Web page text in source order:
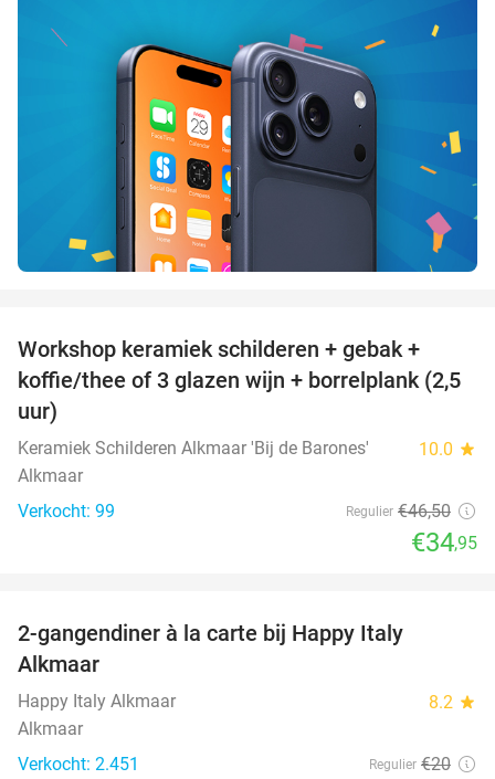
Workshop keramiek schilderen + gebak +
koffie/thee of 3 glazen wijn + borrelplank (2,5
uur)
Keramiek Schilderen Alkmaar 'Bij de Barones' 10.0 star
Alkmaar
Verkocht: 99
Regulier €46,50
€34,95
2-gangendiner à la carte bij Happy Italy
Alkmaar
Happy Italy Alkmaar 8.2 star
Alkmaar
Verkocht: 2.451
Regulier €20